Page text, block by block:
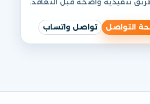
تنفيذية واضحة قبل التعاقد.
التواصل تواصل واتساب